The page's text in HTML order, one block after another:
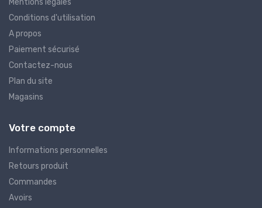
Mentions légales
Conditions d'utilisation
A propos
Paiement sécurisé
Contactez-nous
Plan du site
Magasins
Votre compte
Informations personnelles
Retours produit
Commandes
Avoirs